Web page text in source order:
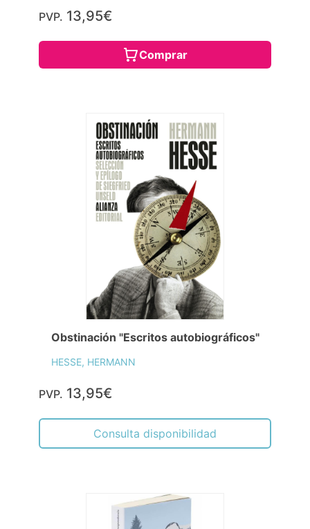
PVP. 13,95€
Comprar
Obstinación "Escritos autobiográficos"
HESSE, HERMANN
PVP. 13,95€
Consulta disponibilidad